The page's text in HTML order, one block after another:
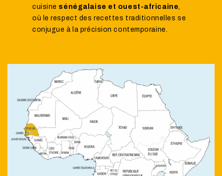
cuisine sénégalaise et ouest-africaine,
où le respect des recettes traditionnelles se
conjugue à la précision contemporaine.